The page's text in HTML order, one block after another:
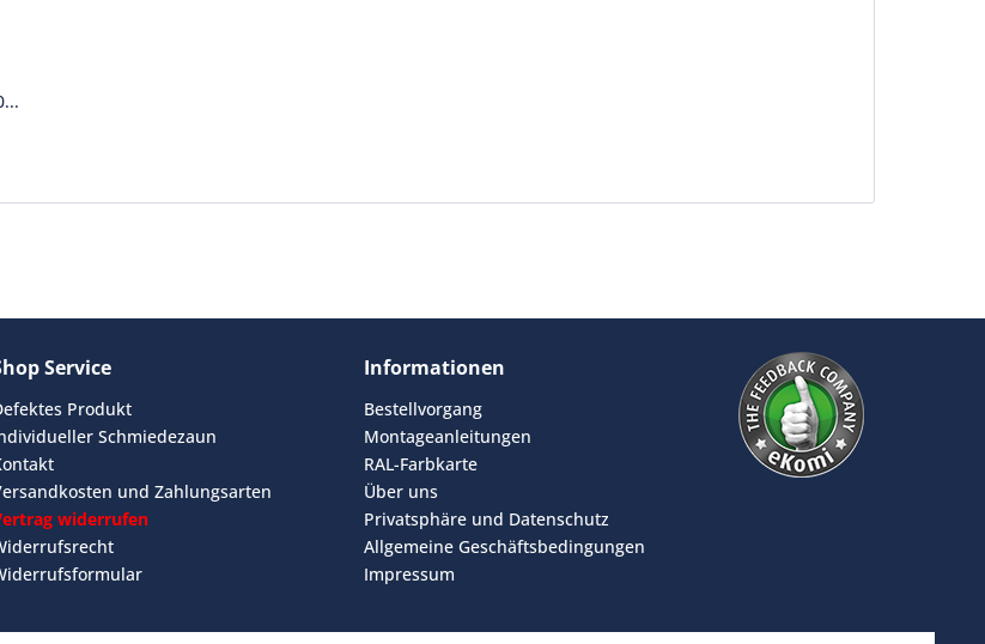
Service
Produkt
Schmiedezaun
und Zahlungsarten
widerrufen
Informationen
Bestellvorgang
Montageanleitungen
RAL-Farbkarte
Über uns
Privatsphäre und Datenschutz
Allgemeine Geschäftsbedingungen
Impressum